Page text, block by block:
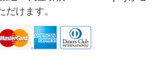
だけます。